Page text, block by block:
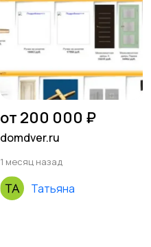
от 200 000 ₽
domdver.ru
1 месяц назад
Татьяна